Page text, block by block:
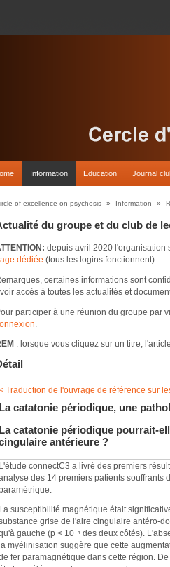
Information Education Journal
of excellence on psychosis » Information »
du groupe et du club de
depuis avril 2020 l'organisation
dédiée (tous les logins fonctionnent).
certaines informations sont
accès à toutes les actualités et
participer à une réunion du groupe par
: lorsque vous cliquez sur un titre,
Traduction de l'ouvrage de référence sur
La catatonie périodique, une
La catatonie périodique pourrait-
antérieure ?
L'étude connectC3 a livré des premiers
des 14 premiers patients souffrants
La susceptibilité magnétique était
grise de l'aire cingulaire antéro-
gauche (p < 10⁻⁴ des deux côtés).
la myélinisation suggère que cette
fer paramagnétique dans cette région.